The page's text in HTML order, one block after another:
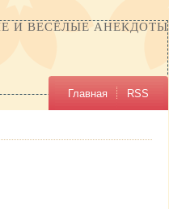
И ВЕСЁЛЫЕ АНЕКДОТЫ
Главная RSS